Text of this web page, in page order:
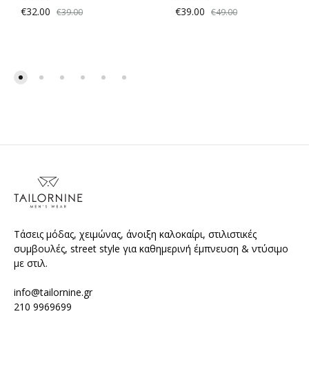
€32.00 €39.00 €39.00 €49.00
Τάσεις μόδας, χειμώνας, άνοιξη καλοκαίρι, στιλιστικές
συμβουλές, street style για καθημερινή έμπνευση & ντύσιμο
με στιλ.
info@tailornine.gr
210 9969699